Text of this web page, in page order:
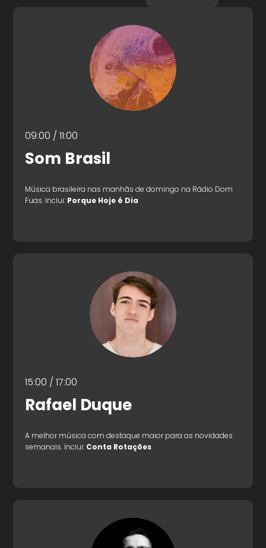
09:00 / 11:00
Som Brasil
Música brasileira nas manhãs de domingo na Rádio Dom
Fuas. Inclui: Porque Hoje é Dia
15:00 / 17:00
Rafael Duque
A melhor música com destaque maior para as novidades
semanais. Inclui: Conta Rotações